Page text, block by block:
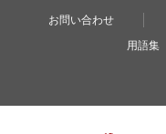
お問い合わせ
用語集